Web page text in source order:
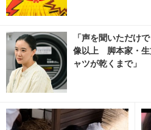
「声を聞いただけ
像以上 脚本家・生
ャツが乾くまで」